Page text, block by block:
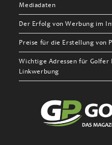
Mediadaten
Der Erfolg von Werbung im
Preise für die Erstellung von
Wichtige Adressen für Golfer
Linkwerbung